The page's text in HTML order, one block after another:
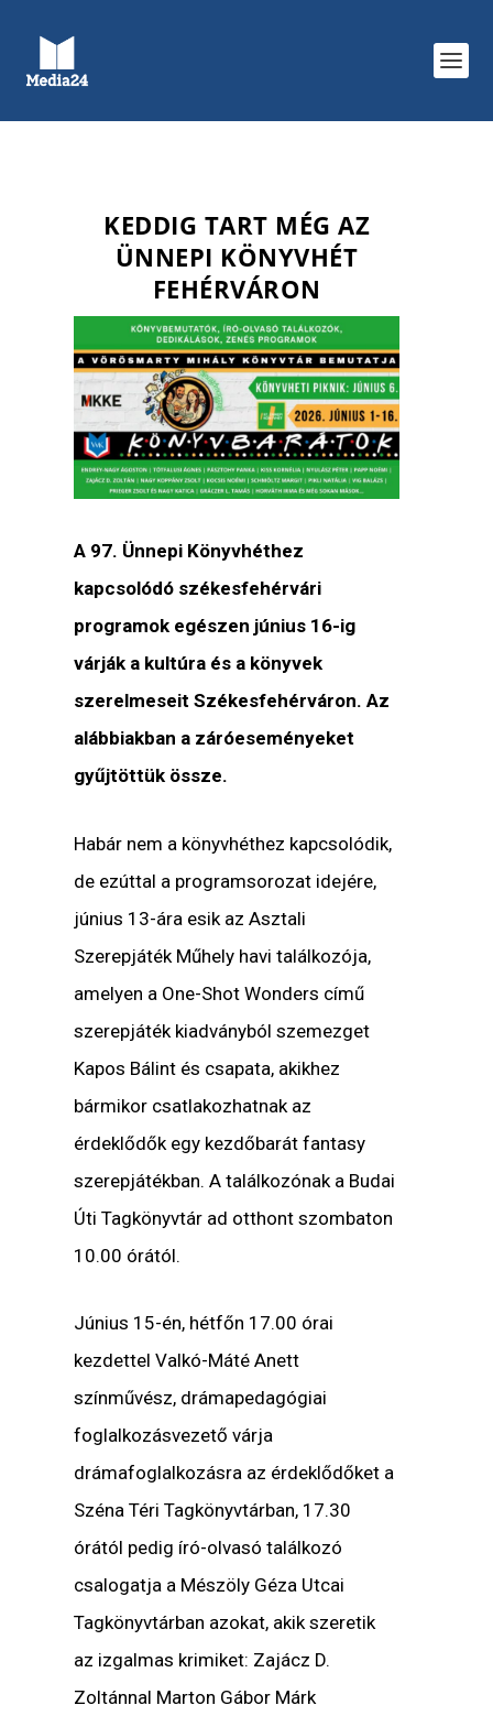
KEDDIG TART MÉG AZ
ÜNNEPI KÖNYVHÉT
FEHÉRVÁRON
A 97. Ünnepi Könyvhéthez
kapcsolódó székesfehérvári
programok egészen június 16-ig
várják a kultúra és a könyvek
szerelmeseit Székesfehérváron. Az
alábbiakban a záróeseményeket
gyűjtöttük össze.
Habár nem a könyvhéthez kapcsolódik,
de ezúttal a programsorozat idejére,
június 13-ára esik az Asztali
Szerepjáték Műhely havi találkozója,
amelyen a One-Shot Wonders című
szerepjáték kiadványból szemezget
Kapos Bálint és csapata, akikhez
bármikor csatlakozhatnak az
érdeklődők egy kezdőbarát fantasy
szerepjátékban. A találkozónak a Budai
Úti Tagkönyvtár ad otthont szombaton
10.00 órától.
Június 15-én, hétfőn 17.00 órai
kezdettel Valkó-Máté Anett
színművész, drámapedagógiai
foglalkozásvezető várja
drámafoglalkozásra az érdeklődőket a
Széna Téri Tagkönyvtárban, 17.30
órától pedig író-olvasó találkozó
csalogatja a Mészöly Géza Utcai
Tagkönyvtárban azokat, akik szeretik
az izgalmas krimiket: Zajácz D.
Zoltánnal Marton Gábor Márk